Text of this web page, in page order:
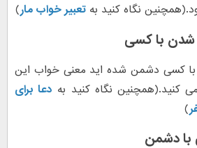
نگاه کنید به تعبیر خواب مار)
شدن با کسی
با کسی دشمن شده اید معنی خواب این
کنید.(همچنین نگاه کنید به دعا برای
)
با دشمن